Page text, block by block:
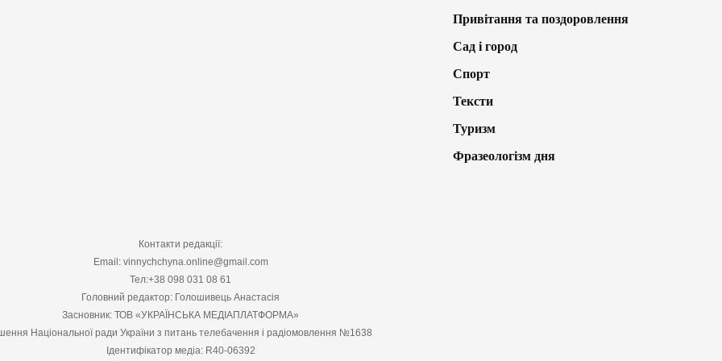
Привітання та поздоровлення
Сад і город
Спорт
Тексти
Туризм
Фразеологізм дня
Контакти редакції:
Email: vinnychchyna.online@gmail.com
Тел:+38 098 031 08 61
Головний редактор: Голошивець Анастасія
Засновник: ТОВ «УКРАЇНСЬКА МЕДІАПЛАТФОРМА»
Національної ради України з питань телебачення і радіомовлення №1638
Ідентифікатор медіа: R40-06392